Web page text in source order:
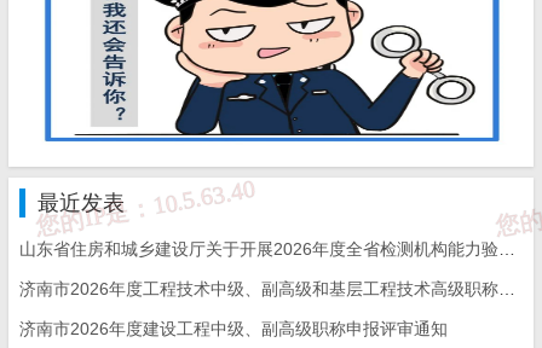
最近发表
济南市2026年度建设工程中级、副高级职称申报评审通知